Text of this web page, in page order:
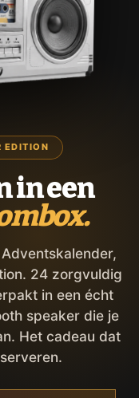
EDITION
in een
24 zorgvuldig
in een écht
speaker die je
Het cadeau dat